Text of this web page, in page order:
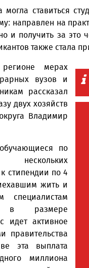
ставиться
направлен на
и получить за это
также стала
мерах
вузов и
рассказал
двух хозяйств
Владимир
по
стипендии по 4
жить и
в размере
идет активное
правительства
эта выплата
миллиона